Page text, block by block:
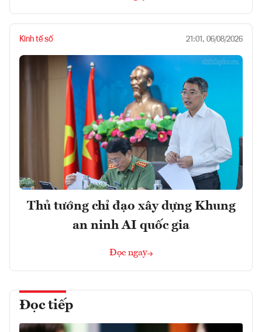
Kinh tế số 21:01, 06/08/2026
Thủ tướng chỉ đạo xây dựng Khung
an ninh AI quốc gia
Đọc ngay
Đọc tiếp